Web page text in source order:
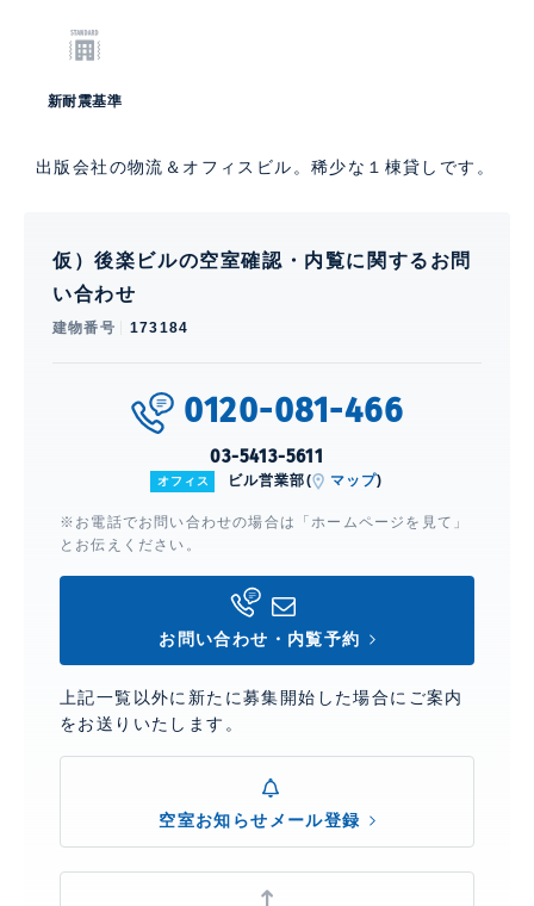
新耐震基準
出版会社の物流＆オフィスビル。稀少な１棟貸しです。
仮）後楽ビルの空室確認・内覧に関するお問
い合わせ
建物番号 173184
0120-081-466
03-5413-5611
オフィス ビル営業部( マップ)
※お電話でお問い合わせの場合は「ホームページを見て」
とお伝えください。
お問い合わせ・内覧予約
上記一覧以外に新たに募集開始した場合にご案内
をお送りいたします。
空室お知らせメール登録